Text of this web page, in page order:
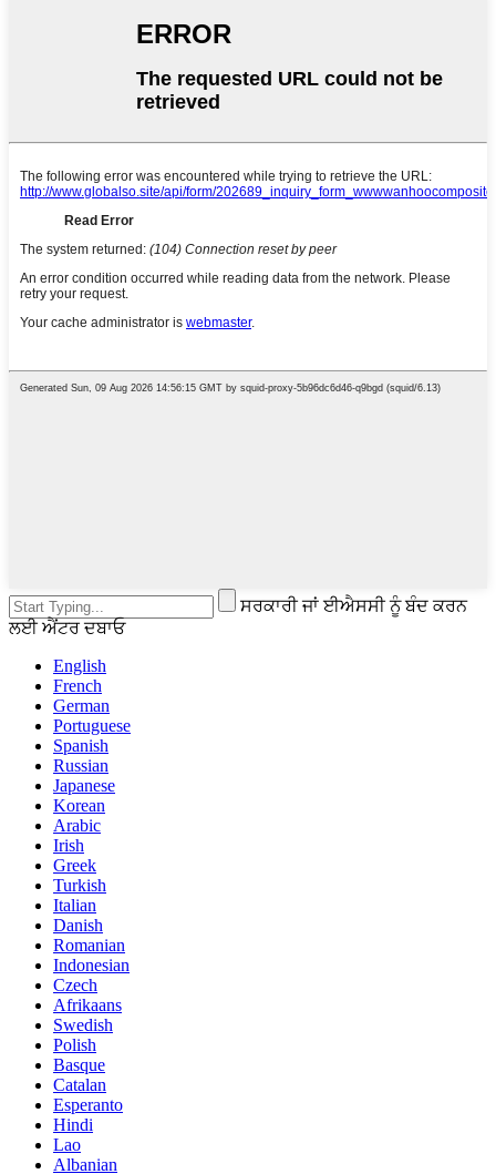
ਸਰਕਾਰੀ ਜਾਂ ਈਐਸਸੀ ਨੂੰ ਬੰਦ ਕਰਨ
ਲਈ ਐਂਟਰ ਦਬਾਓ
English
French
German
Portuguese
Spanish
Russian
Japanese
Korean
Arabic
Irish
Greek
Turkish
Italian
Danish
Romanian
Indonesian
Czech
Afrikaans
Swedish
Polish
Basque
Catalan
Esperanto
Hindi
Lao
Albanian